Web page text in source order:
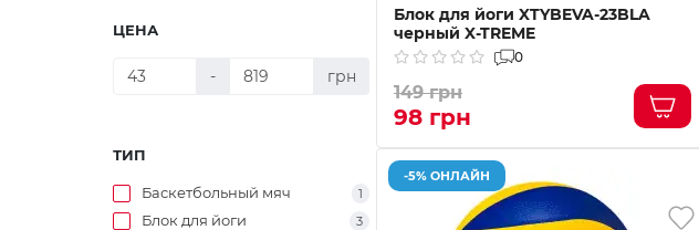
ЦЕНА
- грн
ТИП
Баскетбольный мяч 1
Блок для йоги 3
Блок для йоги XTYBEVA-23BLA
черный X-TREME
0
149 грн
98 грн
-5% ОНЛАЙН